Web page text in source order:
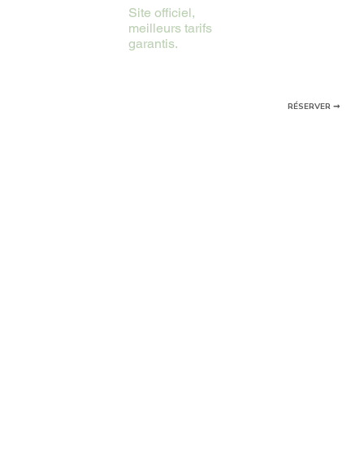
RÉSERVER ➞
Site officiel,
meilleurs tarifs
garantis.